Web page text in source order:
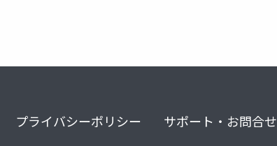
プライバシーポリシー サポート・お問合せ